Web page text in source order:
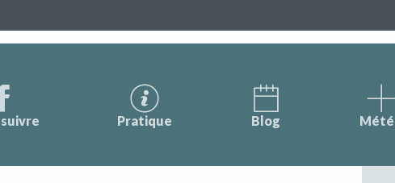
Pratique Blog